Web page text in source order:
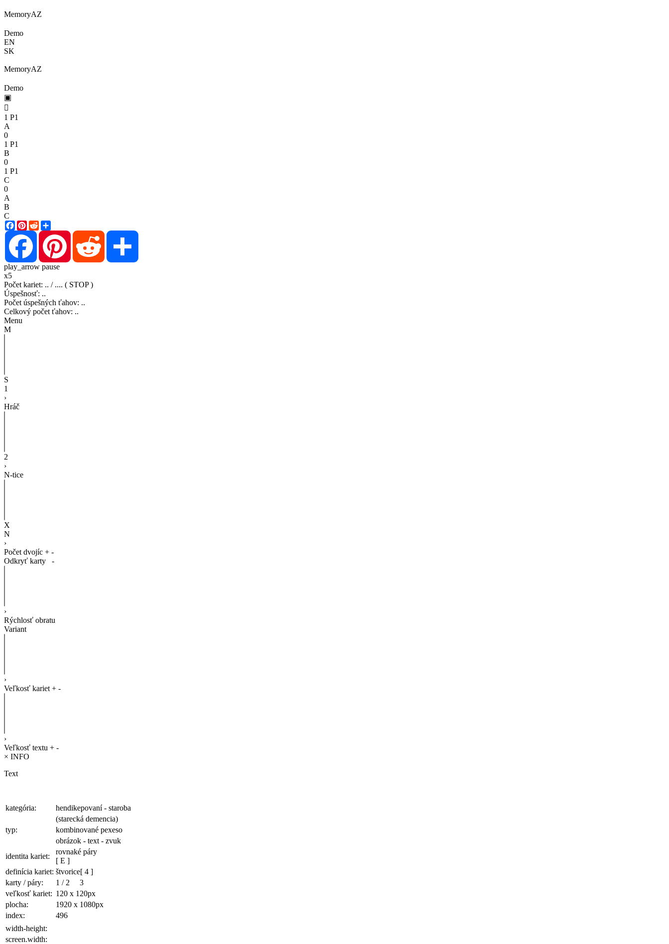
MemoryAZ
Demo
EN
SK
MemoryAZ
Demo
▣

1 P1
A
0
1 P1
B
0
1 P1
C
0
A
B
C
Facebook
Pinterest
Reddit
Facebook
Pinterest Reddit
play_arrow pause
x5
Počet kariet: .. / .... ( STOP )
Úspešnosť: ..
Počet úspešných ťahov: ..
Celkový počet ťahov: ..
Menu
M
S
1
›
Hráč
2
›
N-tice
X
N
›
Počet dvojíc + -
Odkryť karty
-
›
Rýchlosť obratu
Variant
›
Veľkosť kariet + -
›
Veľkosť textu + -
× INFO
Text
kategória:
hendikepovaní - staroba
(starecká demencia)
typ:
kombinované pexeso
obrázok - text - zvuk
identita kariet:
rovnaké páry
[ E ]
definícia kariet: štvorice[ 4 ]
karty / páry:
1 / 2
3
veľkosť kariet: 120 x 120px
plocha: 1920 x 1080px
index:
496
width-height:
screen.width: